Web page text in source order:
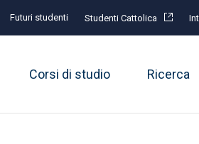
Futuri studenti Studenti Cattolica
Corsi di studio Ricerca